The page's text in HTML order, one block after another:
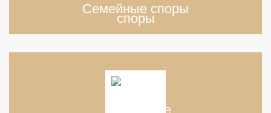
Семейные споры